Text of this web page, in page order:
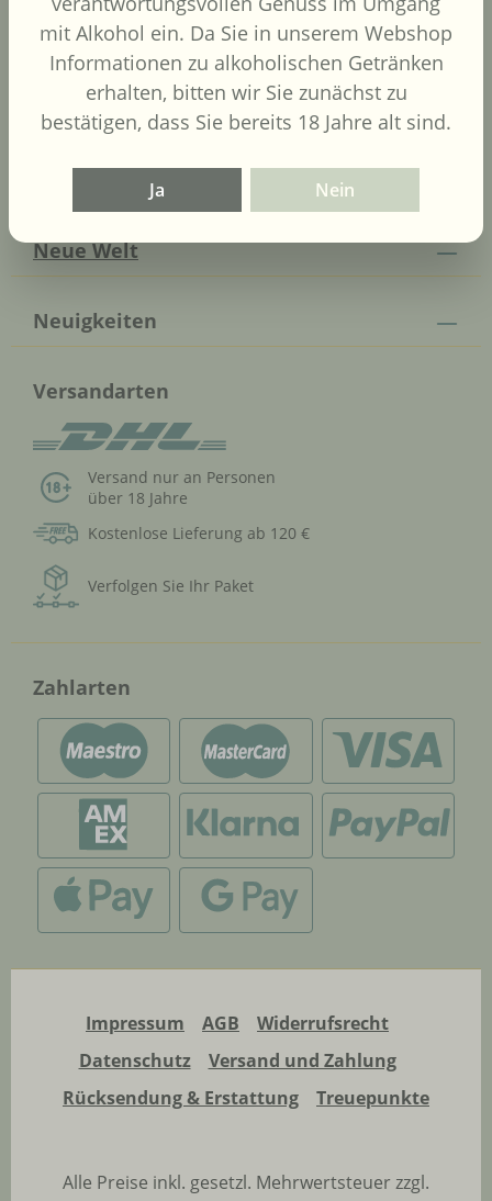
Kontaktiere uns
Weine
Neue Welt
Neuigkeiten
Versandarten
Versand nur an Personen
über 18 Jahre
Kostenlose Lieferung ab 120 €
Verfolgen Sie Ihr Paket
Zahlarten
Impressum AGB
Widerrufsrecht
Datenschutz
Versand und Zahlung
Rücksendung & Erstattung
Treuepunkte
Alle Preise inkl. gesetzl. Mehrwertsteuer zzgl.
mit Alkohol ein. Da Sie in unserem Webshop
Informationen zu alkoholischen Getränken
erhalten, bitten wir Sie zunächst zu
bestätigen, dass Sie bereits 18 Jahre alt sind.
Ja Nein